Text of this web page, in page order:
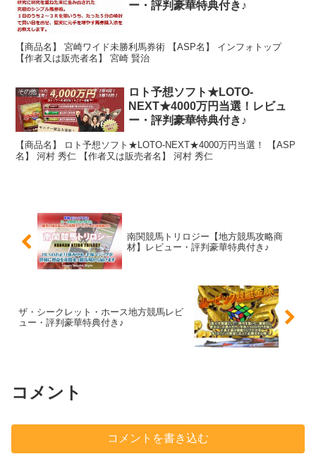
ー・評判豪華特典付き♪
【商品名】 宮崎ワイド未勝利馬券術 【ASP名】 インフォトップ
【作者又は販売者名】 宮崎 賢治
その他
ロト予想ソフト★LOTO-
NEXT★4000万円当選！レビュ
ー・評判豪華特典付き♪
【商品名】 ロト予想ソフト★LOTO-NEXT★4000万円当選！ 【ASP
名】 河村 秀仁 【作者又は販売者名】 河村 秀仁
南関競馬トリロジー【地方競馬攻略商
材】レビュー・評判豪華特典付き♪
ザ・シークレット・ホース地方競馬レビ
ュー・評判豪華特典付き♪
コメント
コメントを書き込む